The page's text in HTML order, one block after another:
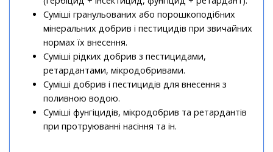
Суміші гранульованих або порошкоподібних
мінеральних добрив і пестицидів при звичайних
нормах їх внесення.
Суміші рідких добрив з пестицидами,
ретардантами, мікродобривами.
Суміші добрив і пестицидів для внесення з
поливною водою.
Суміші фунгіцидів, мікродобрив та ретардантів
при протруюванні насіння та ін.